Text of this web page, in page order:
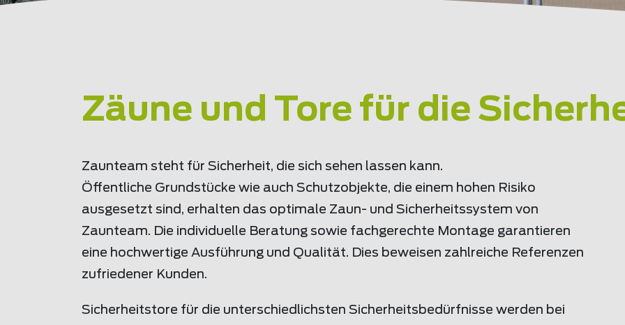
Zäune und Tore für die
Zaunteam steht für Sicherheit, die sich sehen lassen kann.
Öffentliche Grundstücke wie auch Schutzobjekte, die einem hohen Risiko
ausgesetzt sind, erhalten das optimale Zaun- und Sicherheitssystem von
Zaunteam. Die individuelle Beratung sowie fachgerechte Montage garantieren
eine hochwertige Ausführung und Qualität. Dies beweisen zahlreiche Referenzen
zufriedener Kunden.
Sicherheitstore für die unterschiedlichsten Sicherheitsbedürfnisse werden bei